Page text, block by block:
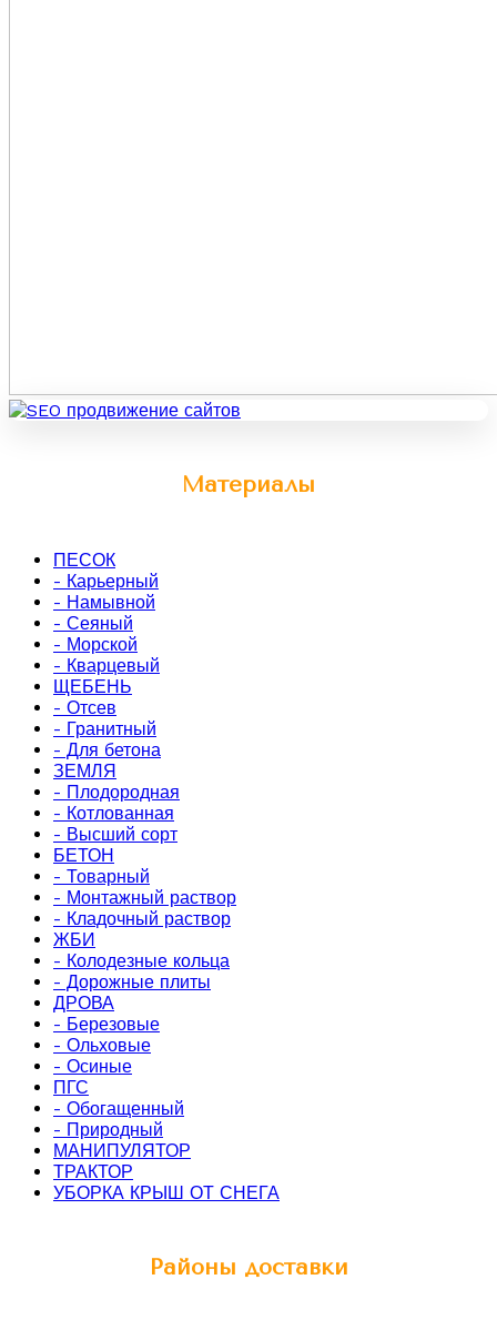
Материалы
ПЕСОК
- Карьерный
- Намывной
- Сеяный
- Морской
- Кварцевый
ЩЕБЕНЬ
- Отсев
- Гранитный
- Для бетона
ЗЕМЛЯ
- Плодородная
- Котлованная
- Высший сорт
БЕТОН
- Товарный
- Монтажный раствор
- Кладочный раствор
ЖБИ
- Колодезные кольца
- Дорожные плиты
ДРОВА
- Березовые
- Ольховые
- Осиные
ПГС
- Обогащенный
- Природный
МАНИПУЛЯТОР
ТРАКТОР
УБОРКА КРЫШ ОТ СНЕГА
Районы доставки